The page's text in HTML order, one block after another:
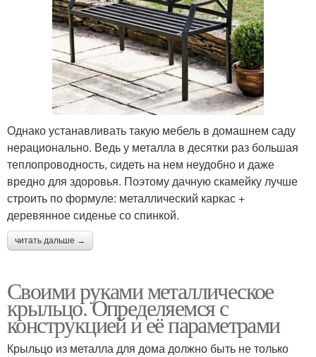
Однако устанавливать такую мебель в домашнем саду
нерационально. Ведь у металла в десятки раз большая
теплопроводность, сидеть на нем неудобно и даже
вредно для здоровья. Поэтому дачную скамейку лучше
строить по формуле: металлический каркас +
деревянное сиденье со спинкой.
читать дальше →
Своими руками металлическое
крыльцо. Определяемся с
конструкцией и её параметрами
Крыльцо из металла для дома должно быть не только